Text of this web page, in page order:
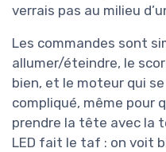
verrais pas au milieu
Les commandes sont
allumer/éteindre, le
bien, et le moteur qui
compliqué, même pour
prendre la tête avec la
LED fait le taf : on voit